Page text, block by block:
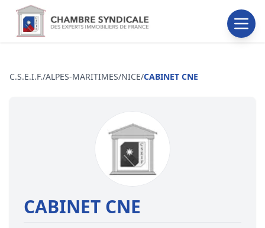
C.S.E.I.F./ALPES-MARITIMES/NICE/CABINET CNE
CABINET CNE